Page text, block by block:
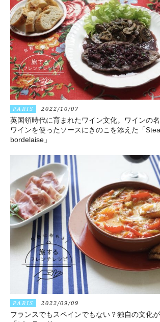
PARIS 2022/10/07
英国領時代に育まれたワイン文化。ワインの
ワインを使ったソースにきのこを添えた「
bordelaise」
PARIS 2022/09/09
フランスでもスペインでもない？独自の文化